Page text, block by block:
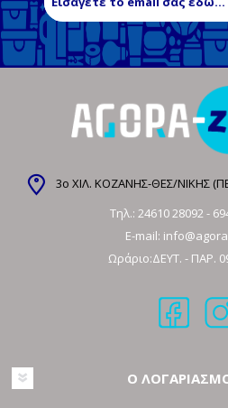
3ο ΧΙΛ. ΚΟΖΑΝΗΣ-ΘΕΣ/ΝΙΚΗΣ
Τηλ.: 24610 28092-
E-mail:
Ωράριο:ΔΕΥΤ. - ΠΑΡ.
Ο